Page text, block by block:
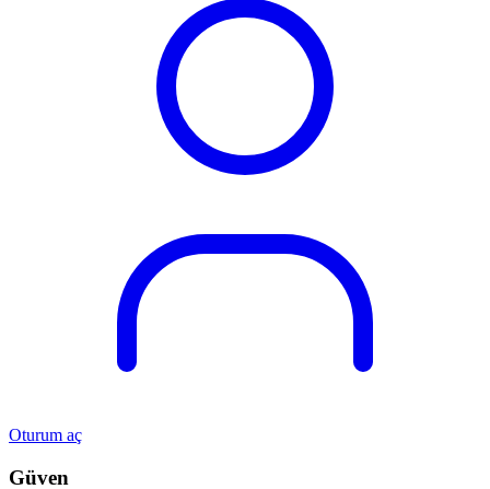
Oturum aç
Güven